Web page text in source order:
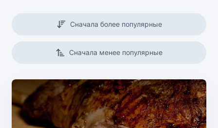
Сначала более популярные
Сначала менее популярные